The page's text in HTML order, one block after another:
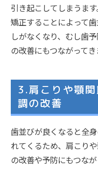
引き起こしてしまうます
矯正することによって
しがなくなり、むし歯
の改善にもつながってき
3.肩こりや顎
調の改善
歯並びが良くなると全
れてくるため、肩こり
の改善や予防にもつなが